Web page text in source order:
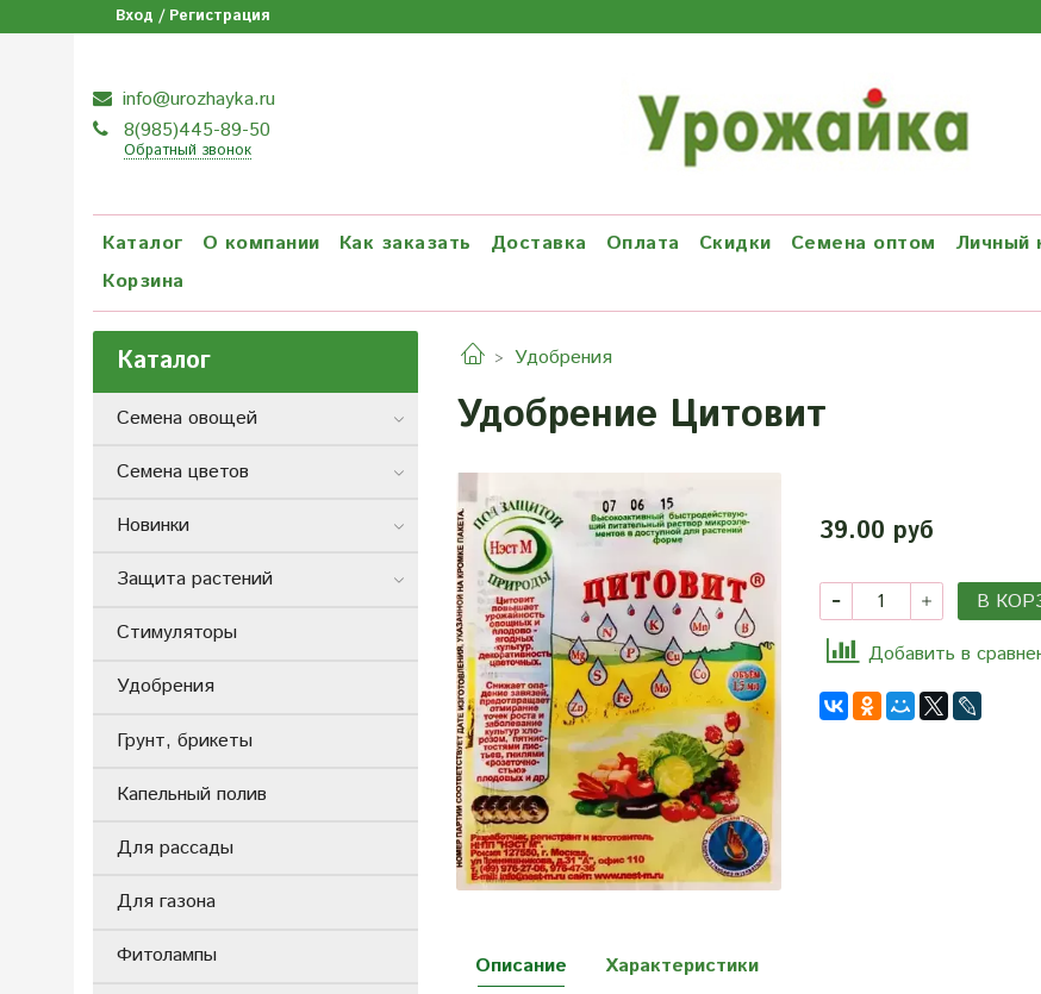
Вход / Регистрация
info@urozhayka.ru
8(985)445-89-50
Обратный звонок
Каталог О компании Как заказать Доставка Оплата Скидки Семена оптом
Личный
Корзина
Удобрения
Удобрение Цитовит
39.00 руб
В
Добавить в
Описание Характеристики
Каталог
Семена овощей
Семена цветов
Новинки
Защита растений
Стимуляторы
Удобрения
Грунт, брикеты
Капельный полив
Для рассады
Для газона
Фитолампы